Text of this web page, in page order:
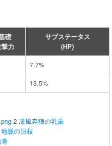
礎
力
サブステータス
(HP)
7.7%
13.5%
2 凛風奔狼の乳歯
地脈の旧枝